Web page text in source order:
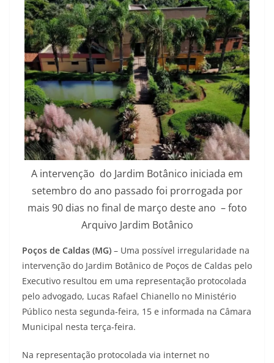
A intervenção do Jardim Botânico iniciada em
setembro do ano passado foi prorrogada por
mais 90 dias no final de março deste ano – foto
Arquivo Jardim Botânico
Poços de Caldas (MG) – Uma possível irregularidade na
intervenção do Jardim Botânico de Poços de Caldas pelo
Executivo resultou em uma representação protocolada
pelo advogado, Lucas Rafael Chianello no Ministério
Público nesta segunda-feira, 15 e informada na Câmara
Municipal nesta terça-feira.
Na representação protocolada via internet no